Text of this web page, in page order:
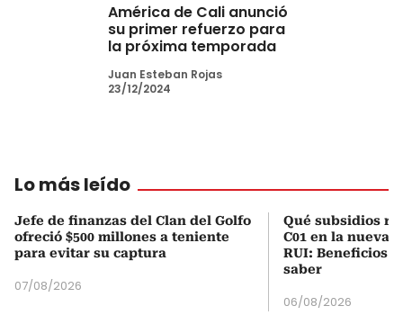
América de Cali anunció
su primer refuerzo para
la próxima temporada
Juan Esteban Rojas
23/12/2024
Lo más leído
Jefe de finanzas del Clan del Golfo
ofreció $500 millones a teniente
para evitar su captura
07/08/2026
Qué subsidios
C01 en la nueva
RUI: Beneficios
saber
06/08/2026